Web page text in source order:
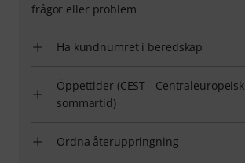
frågor eller problem
Ha kundnumret i beredskap
Öppettider (CEST - Centraleuropeisk
sommartid)
Ordna återuppringning